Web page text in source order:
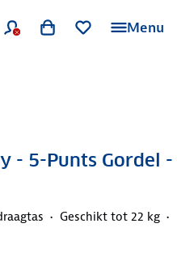
Menu
- 5-Punts Gordel -
Geschikt tot 22 kg